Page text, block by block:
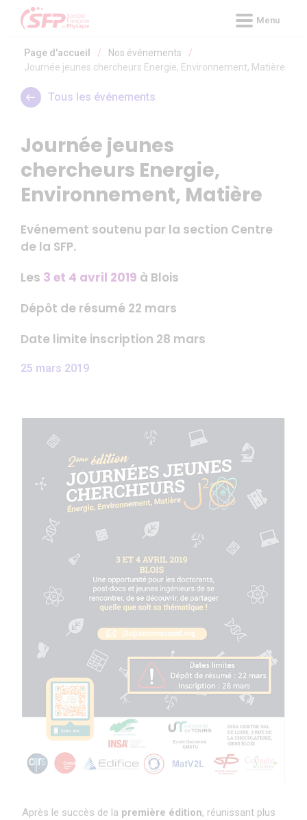
Panneau de gestion des cookies
Menu
Page d'accueil / Nos événements
/
Journée jeunes chercheurs Energie, Environnement, Matière
Tous les événements
Journée jeunes
chercheurs Energie,
Environnement, Matière
Evénement soutenu par la section Centre
de la SFP.
Les 3 et 4 avril 2019 à Blois
Dépôt de résumé 22 mars
Date limite inscription 28 mars
25 mars 2019
Après le succès de la première édition, réunissant plus